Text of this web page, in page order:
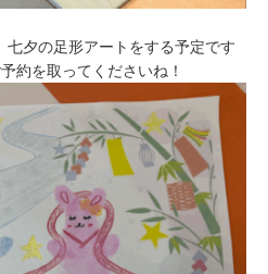
南
湖
会
｜
堺
市
の
教
夕の足形アートをする予定です
約を取ってくださいね！